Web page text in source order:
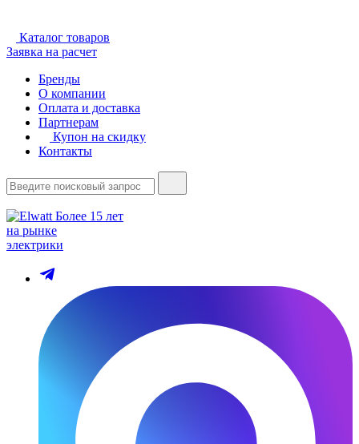
Каталог товаров
Заявка на расчет
Бренды
О компании
Оплата и доставка
Партнерам
Купон на скидку
Контакты
Более 15 лет
на рынке
электрики